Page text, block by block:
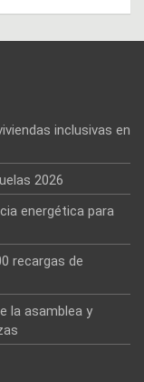
inclusivas en
2026
energética para
recargas de
la asamblea y